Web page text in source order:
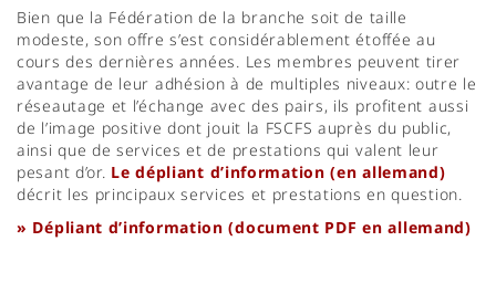
Bien que la Fédération de la branche soit de taille
modeste, son offre s’est considérablement étoffée au
cours des dernières années. Les membres peuvent tirer
avantage de leur adhésion à de multiples niveaux: outre le
réseautage et l’échange avec des pairs, ils profitent aussi
de l’image positive dont jouit la FSCFS auprès du public,
ainsi que de services et de prestations qui valent leur
pesant d’or. Le dépliant d’information (en allemand)
décrit les principaux services et prestations en question.
» Dépliant d’information (document PDF en allemand)